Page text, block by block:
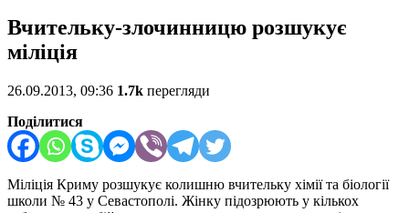
Вчительку-злочинницю розшукує
міліція
26.09.2013, 09:36 1.7k перегляди
Поділитися
Міліція Криму розшукує колишню вчительку хімії та біології
школи № 43 у Севастополі. Жінку підозрюють у кількох